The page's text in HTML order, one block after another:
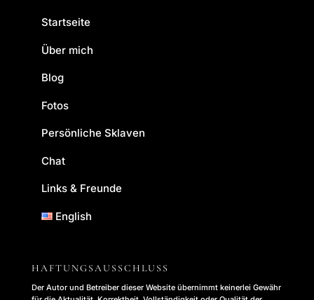
Startseite
Über mich
Blog
Fotos
Persönliche Sklaven
Chat
Links & Freunde
English
HAFTUNGSAUSSCHLUSS
Der Autor und Betreiber dieser Website übernimmt keinerlei Gewähr